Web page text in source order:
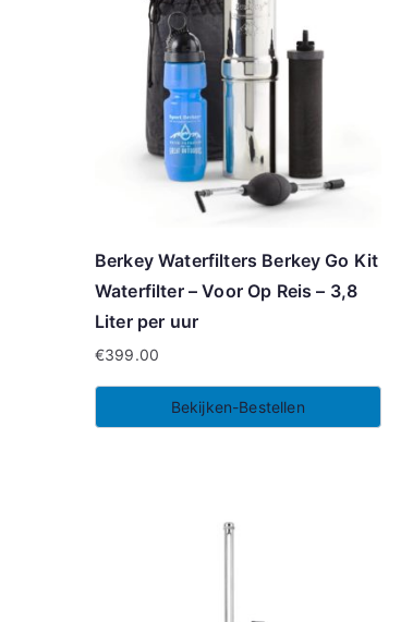
Berkey Waterfilters Berkey Go Kit
Waterfilter – Voor Op Reis – 3,8
Liter per uur
€399.00
Bekijken-Bestellen